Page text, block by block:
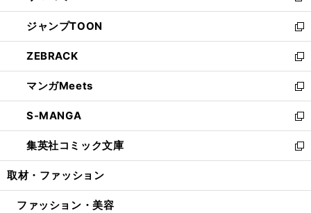
開
く
ウ
で
開
く
ン
ド
ウ
で
開
く
ウ
ィ
ン
ド
ウ
で
開
く
し
い
ウ
ィ
ン
ド
ウ
で
開
く
ジャンプTOON
新
し
い
ウ
ィ
ン
ド
ウ
で
開
ZEBRACK
新
し
い
ウ
ィ
ン
ド
ウ
開
マンガMeets
新
し
い
ウ
ィ
ン
ウ
S-MANGA
新
し
い
ウ
ン
集英社コミック文庫
新
し
ウ
取材・ファッション
ファッション・美容